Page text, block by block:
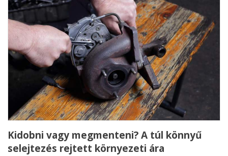
Kidobni vagy megmenteni? A túl könnyű
selejtezés rejtett környezeti ára